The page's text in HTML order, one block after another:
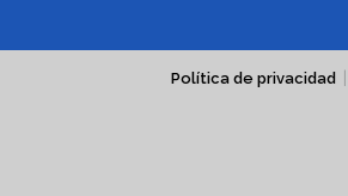
Política de privacidad